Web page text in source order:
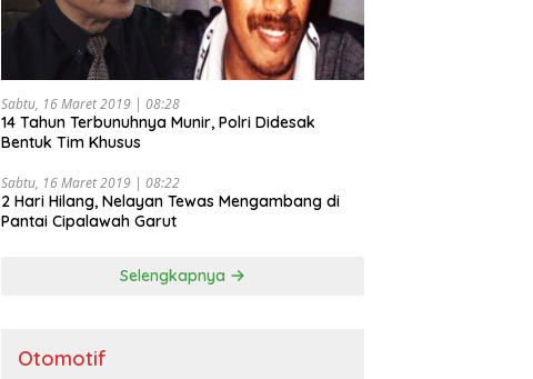
Sabtu, 16 Maret 2019 | 08:28
14 Tahun Terbunuhnya Munir, Polri Didesak
Bentuk Tim Khusus
Sabtu, 16 Maret 2019 | 08:22
2 Hari Hilang, Nelayan Tewas Mengambang di
Pantai Cipalawah Garut
Selengkapnya
Otomotif